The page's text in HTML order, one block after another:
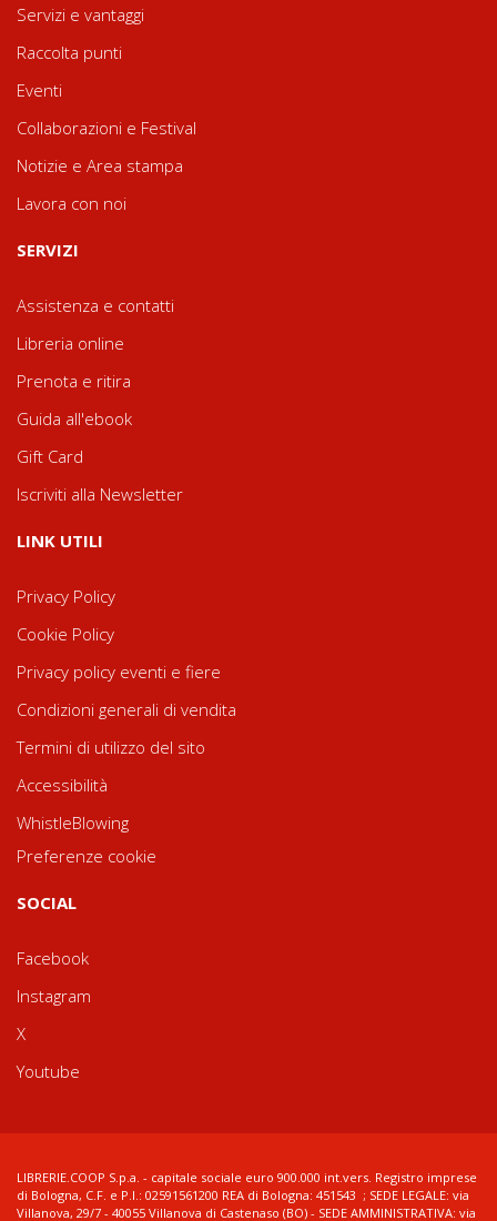
Servizi e vantaggi
Raccolta punti
Eventi
Collaborazioni e Festival
Notizie e Area stampa
Lavora con noi
SERVIZI
Assistenza e contatti
Libreria online
Prenota e ritira
Guida all'ebook
Gift Card
Iscriviti alla Newsletter
LINK UTILI
Privacy Policy
Cookie Policy
Privacy policy eventi e fiere
Condizioni generali di vendita
Termini di utilizzo del sito
Accessibilità
WhistleBlowing
Preferenze cookie
SOCIAL
Facebook
Instagram
X
Youtube
LIBRERIE.COOP S.p.a. - capitale sociale euro 900.000 int.vers. Registro imprese
di Bologna, C.F. e P.I.: 02591561200 REA di Bologna: 451543 ; SEDE LEGALE: via
Villanova, 29/7 - 40055 Villanova di Castenaso (BO) - SEDE AMMINISTRATIVA: via